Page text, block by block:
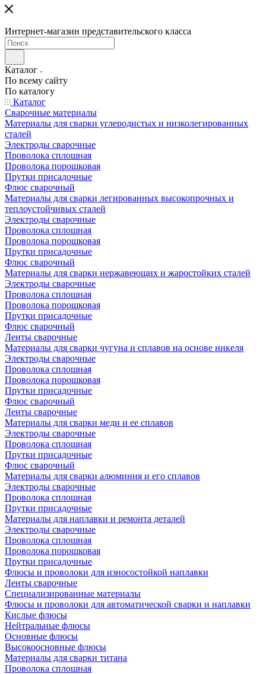
Интернет-магазин представительского класса
Каталог
По всему сайту
По каталогу
Каталог
Сварочные материалы
Материалы для сварки углеродистых и низколегированных
сталей
Электроды сварочные
Проволока сплошная
Проволока порошковая
Прутки присадочные
Флюс сварочный
Материалы для сварки легированных высокопрочных и
теплоустойчивых сталей
Электроды сварочные
Проволока сплошная
Проволока порошковая
Прутки присадочные
Флюс сварочный
Материалы для сварки нержавеющих и жаростойких сталей
Электроды сварочные
Проволока сплошная
Проволока порошковая
Прутки присадочные
Флюс сварочный
Ленты сварочные
Материалы для сварки чугуна и сплавов на основе никеля
Электроды сварочные
Проволока сплошная
Проволока порошковая
Прутки присадочные
Флюс сварочный
Ленты сварочные
Материалы для сварки меди и ее сплавов
Электроды сварочные
Проволока сплошная
Прутки присадочные
Флюс сварочный
Материалы для сварки алюминия и его сплавов
Электроды сварочные
Проволока сплошная
Прутки присадочные
Материалы для наплавки и ремонта деталей
Электроды сварочные
Проволока сплошная
Проволока порошковая
Прутки присадочные
Флюсы и проволоки для износостойкой наплавки
Ленты сварочные
Специализированные материалы
Флюсы и проволоки для автоматической сварки и наплавки
Кислые флюсы
Нейтральные флюсы
Основные флюсы
Высокоосновные флюсы
Материалы для сварки титана
Проволока сплошная